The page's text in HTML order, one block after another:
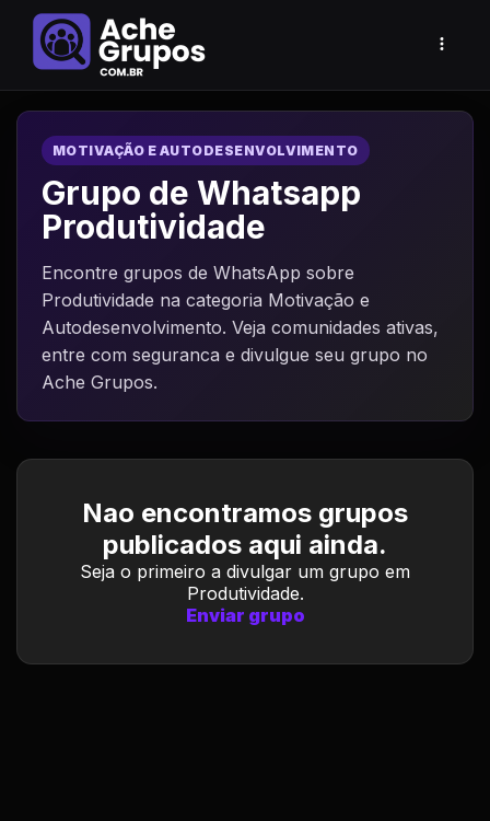
MOTIVAÇÃO E AUTODESENVOLVIMENTO
Grupo de Whatsapp
Produtividade
Encontre grupos de WhatsApp sobre
Produtividade na categoria Motivação e
Autodesenvolvimento. Veja comunidades ativas,
entre com seguranca e divulgue seu grupo no
Ache Grupos.
Nao encontramos grupos
publicados aqui ainda.
Seja o primeiro a divulgar um grupo em
Produtividade.
Enviar grupo